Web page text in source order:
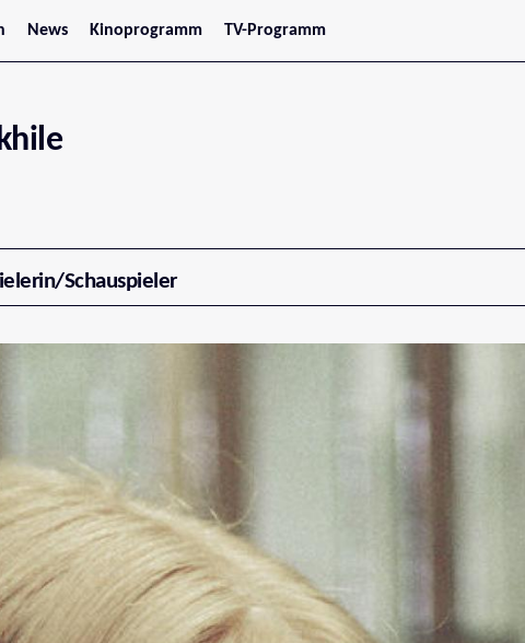
News
Stars
Kinoprogramm
Jetzt im Kino
Tirol
Vorarlberg
TV-Programm
Schauspieler